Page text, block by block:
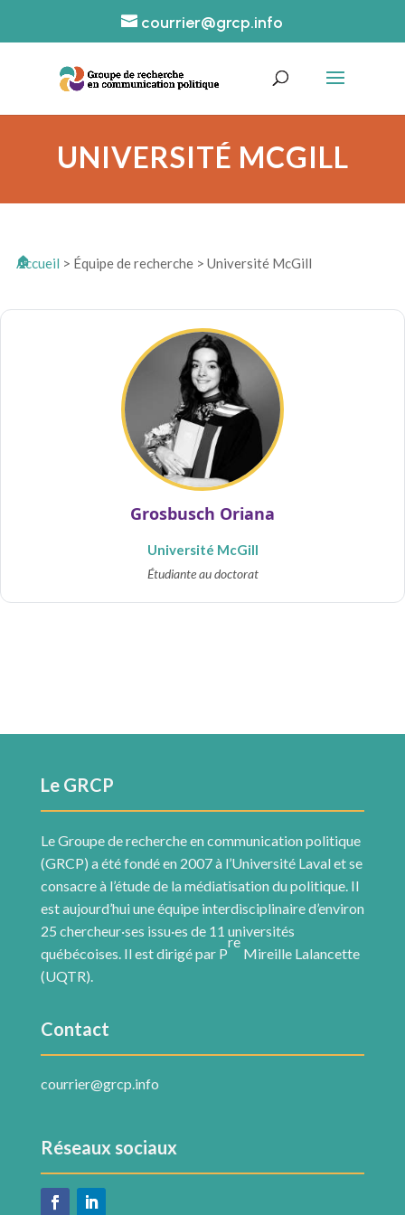
courrier@grcp.info
UNIVERSITÉ MCGILL
Accueil > Équipe de recherche > Université McGill
Grosbusch Oriana
Université McGill
Étudiante au doctorat
Le GRCP
Le Groupe de recherche en communication politique
(GRCP) a été fondé en 2007 à l’Université Laval et se
consacre à l’étude de la médiatisation du politique. Il
est aujourd’hui une équipe interdisciplinaire d’environ
25 chercheur·ses issu·es de 11 universités
québécoises. Il est dirigé par P
re
Mireille Lalancette
(UQTR).
Contact
courrier@grcp.info
Réseaux sociaux